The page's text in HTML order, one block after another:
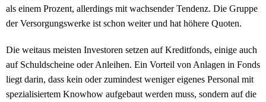
als einem Prozent, allerdings mit wachsender Tendenz. Die Gruppe
der Versorgungswerke ist schon weiter und hat höhere Quoten.
Die weitaus meisten Investoren setzen auf Kreditfonds, einige auch
auf Schuldscheine oder Anleihen. Ein Vorteil von Anlagen in Fonds
liegt darin, dass kein oder zumindest weniger eigenes Personal mit
spezialisiertem Knowhow aufgebaut werden muss, sondern auf die